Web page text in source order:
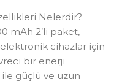
Nelerdir?
mAh 2’li paket,
elektronik cihazlar için
bir enerji
güçlü ve uzun